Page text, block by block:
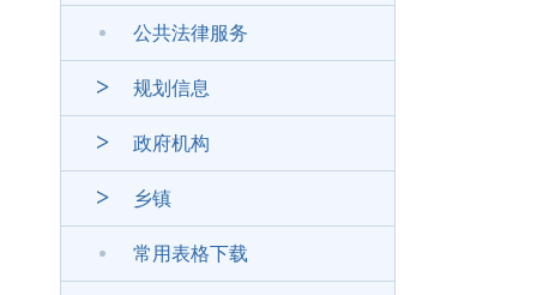
公共法律服务
规划信息
政府机构
乡镇
常用表格下载